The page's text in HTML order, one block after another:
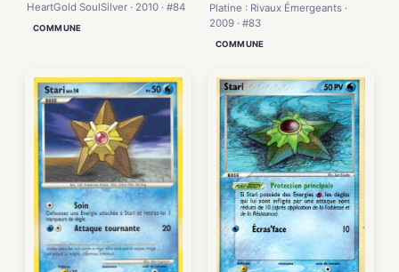
HeartGold SoulSilver · 2010 · #84
COMMUNE
Platine : Rivaux Émergeants ·
2009 · #83
COMMUNE